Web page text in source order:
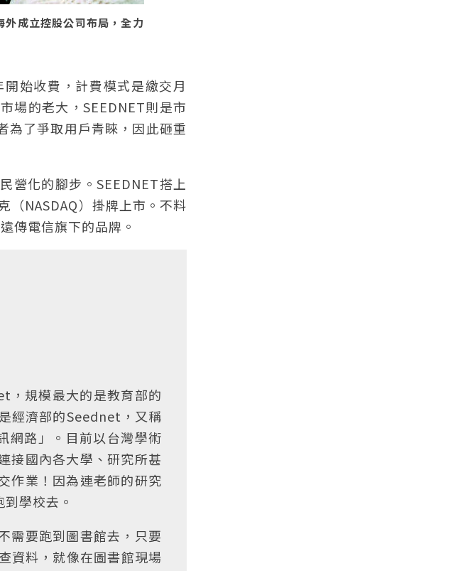
成立控股公司布局，全力
始收費，計費模式是繳交月
場的老大，SEEDNET則是市
為了爭取用戶青睞，因此砸重
營化的腳步。SEEDNET搭上
（NASDAQ）掛牌上市。不料
傳電信旗下的品牌。
，規模最大的是教育部的
經濟部的Seednet，又稱
網路」。目前以台灣學術
接國內各大學、研究所甚
作業！因為連老師的研究
學校去。
需要跑到圖書館去，只要
資料，就像在圖書館現場